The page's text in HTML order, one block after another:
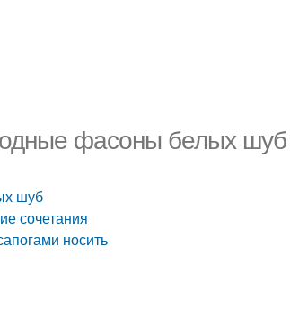
фасоны белых шуб
шуб
сочетания
носить